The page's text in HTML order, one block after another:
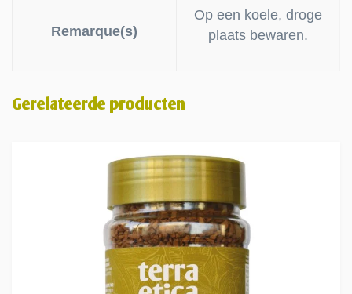
Remarque(s)
Op een koele, droge
plaats bewaren.
Gerelateerde producten